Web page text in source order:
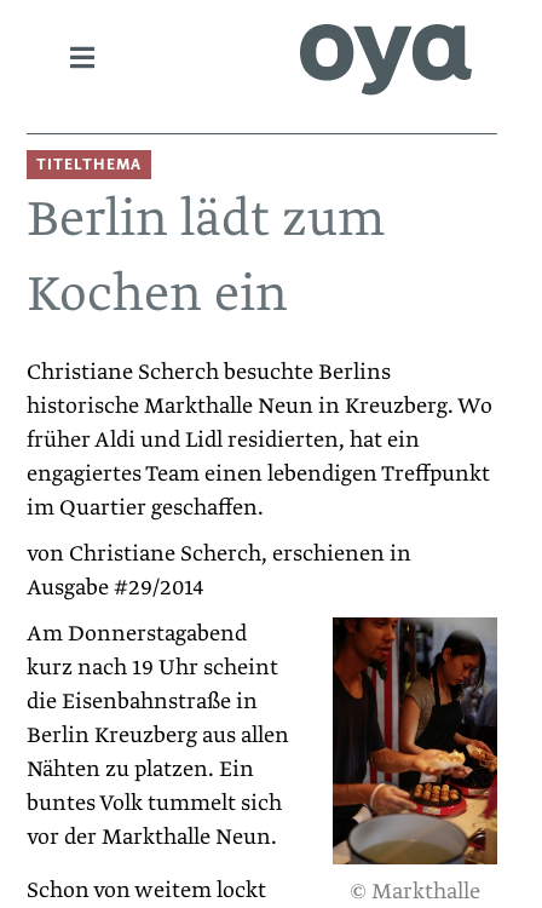
TITELTHEMA
Berlin lädt zum
Kochen ein
Christiane Scherch besuchte Berlins
historische Markthalle Neun in Kreuzberg. Wo
früher Aldi und Lidl residierten, hat ein
engagiertes Team einen lebendigen Treffpunkt
im Quartier geschaffen.
von Christiane Scherch, erschienen in
Ausgabe #29/2014
© Markthalle
Am Donnerstagabend
kurz nach 19 Uhr scheint
die Eisen­bahnstraße in
Berlin Kreuzberg aus allen
Nähten zu ­platzen. Ein
buntes Volk tummelt sich
vor der Markthalle Neun.
Schon von weitem lockt